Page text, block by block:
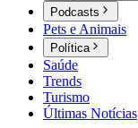
Podcasts
Pets e Animais
Política
Saúde
Trends
Turismo
Últimas Notícias